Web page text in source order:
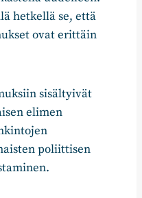
hetkellä se, että
ovat erittäin
sisältyivät
elimen
poliittisen